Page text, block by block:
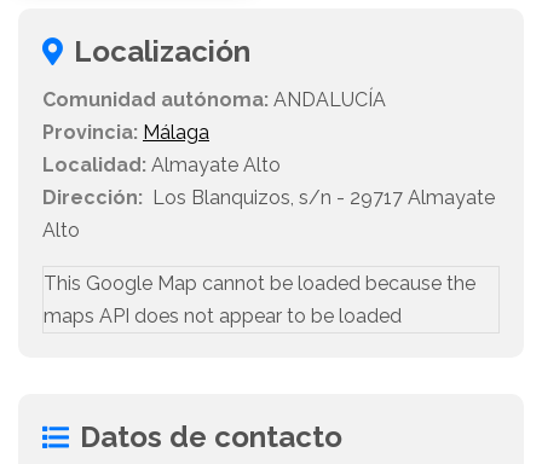
Localización
Comunidad autónoma: ANDALUCÍA
Provincia: Málaga
Localidad: Almayate Alto
Dirección: Los Blanquizos, s/n - 29717 Almayate
Alto
This Google Map cannot be loaded because the
maps API does not appear to be loaded
Datos de contacto